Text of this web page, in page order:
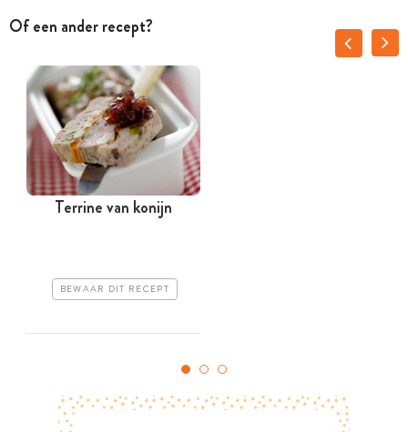
Of een ander recept?
Terrine van konijn
BEWAAR DIT RECEPT